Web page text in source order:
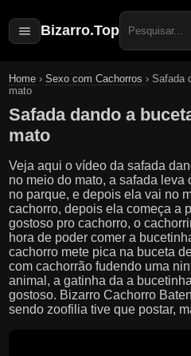
Bizarro.Top
Search
for:
Home ›Sexo com Cachorros›Safada
mato
Safada dando a
mato
Veja aqui o vídeo da safada
no meio do mato, a safada leva
no parque, e depois ela vai no
cachorro, depois ela começa a
gostoso pro cachorro, o
hora de poder comer a
cachorro mete pica na buceta
com cachorrão fudendo uma
animal, a gatinha da a
gostoso. Bizarro Cachorro
sendo zoofilia tive que postar,